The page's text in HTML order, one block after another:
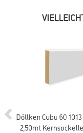
Döllken Cubu 60
2,50mt